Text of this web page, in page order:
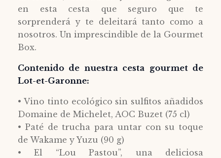
en esta cesta que seguro que te
sorprenderá y te deleitará tanto como a
nosotros. Un imprescindible de la Gourmet
Box.
Contenido de nuestra cesta gourmet de
Lot-et-Garonne:
• Vino tinto ecológico sin sulfitos añadidos
Domaine de Michelet, AOC Buzet (75 cl)
• Paté de trucha para untar con su toque
de Wakame y Yuzu (90 g)
• El “Lou Pastou”, una deliciosa